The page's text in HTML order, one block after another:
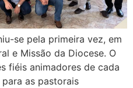
se pela primeira vez, em
e Missão da Diocese. O
fiéis animadores de cada
as pastorais